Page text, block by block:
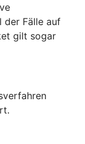
der Fälle auf
gilt sogar